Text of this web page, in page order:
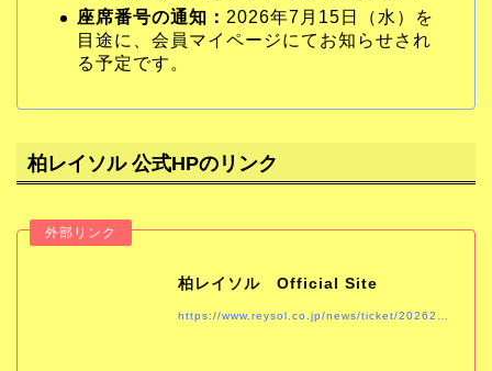
座席番号の通知： 2026年7月15日（水）を
目途に、会員マイページにてお知らせされ
る予定です。
柏レイソル 公式HPのリンク
柏レイソル Official Site
https://www.reysol.co.jp/news/ticket/202627.html